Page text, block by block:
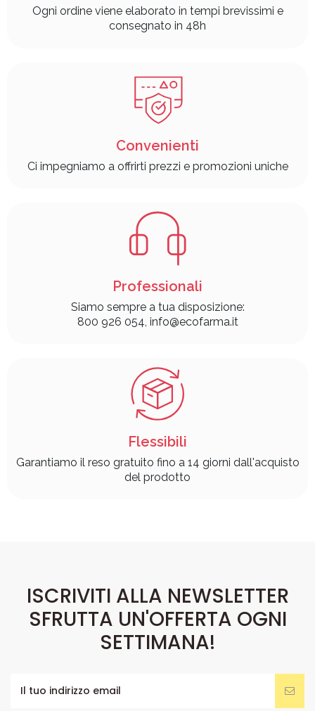
Ogni ordine viene elaborato in tempi brevissimi e
consegnato in 48h
Convenienti
Ci impegniamo a offrirti prezzi e promozioni uniche
Professionali
Siamo sempre a tua disposizione:
800 926 054, info@ecofarma.it
Flessibili
Garantiamo il reso gratuito fino a 14 giorni dall'acquisto
del prodotto
ISCRIVITI ALLA NEWSLETTER
SFRUTTA UN'OFFERTA OGNI
SETTIMANA!